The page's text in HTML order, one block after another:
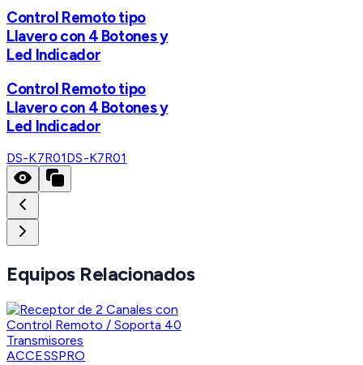
Control Remoto tipo
Llavero con 4 Botones y
Led Indicador
Control Remoto tipo
Llavero con 4 Botones y
Led Indicador
DS-K7R01DS-K7R01
Equipos Relacionados
ACCESSPRO